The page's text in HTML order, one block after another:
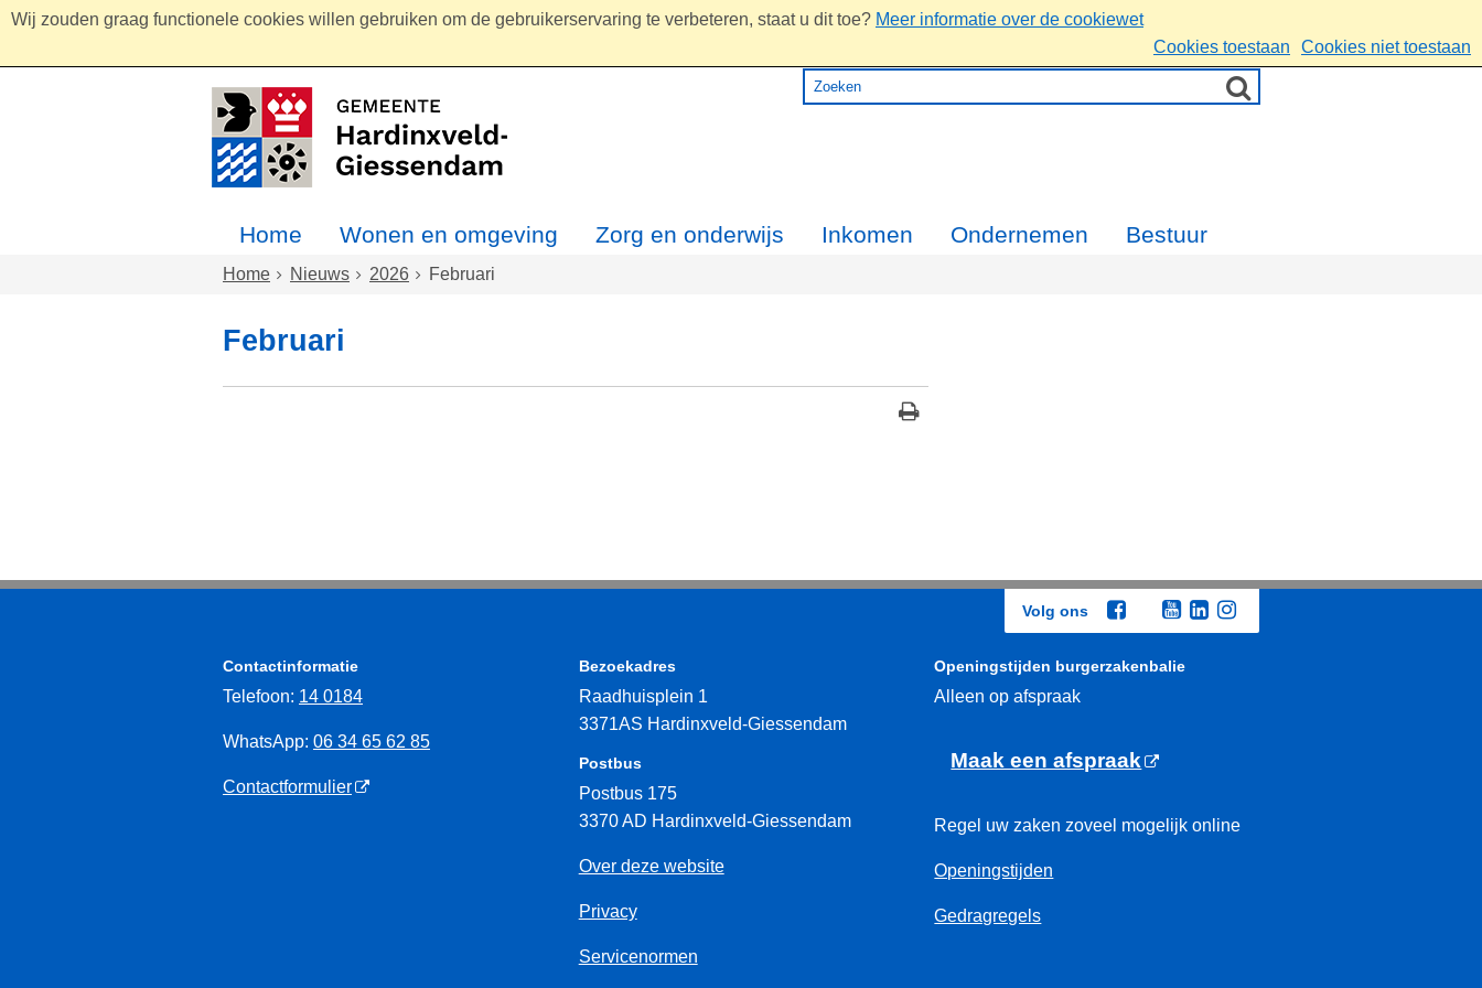
Wij zouden graag functionele cookies willen gebruiken om de gebruikerservaring te verbeteren, staat u dit toe? Meer informatie over de cookiewet
Cookies toestaan
Cookies niet toestaan
Home Wonen en omgeving Zorg en onderwijs Inkomen Ondernemen Bestuur
Home Nieuws 2026 Februari
Februari
Volg ons
Contactinformatie
Telefoon: 14 0184
WhatsApp: 06 34 65 62 85
Contactformulier
Bezoekadres
Raadhuisplein 1
3371AS Hardinxveld-Giessendam
Postbus
Postbus 175
3370 AD Hardinxveld-Giessendam
Over deze website
Privacy
Servicenormen
Openingstijden burgerzakenbalie
Alleen op afspraak
Maak een afspraak
Regel uw zaken zoveel mogelijk online
Openingstijden
Gedragregels